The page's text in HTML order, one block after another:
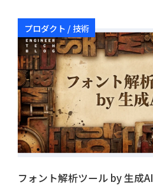
プロダクト / 技術
フォント解析ツール by 生成AI